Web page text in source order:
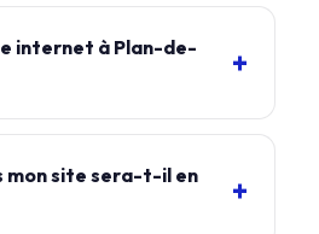
internet à Plan-de-
mon site sera-t-il en